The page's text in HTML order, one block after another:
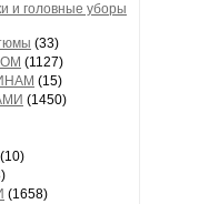
и головные уборы
(33)
(1127)
(15)
(1450)
(10)
(1658)